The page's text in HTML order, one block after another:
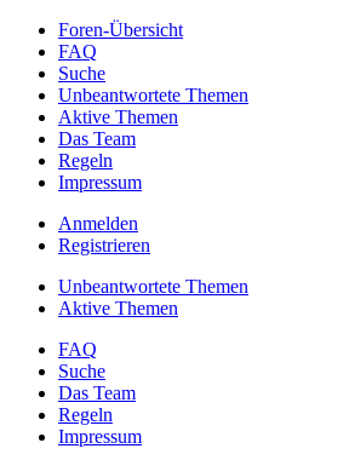
Foren-Übersicht
FAQ
Suche
Unbeantwortete Themen
Aktive Themen
Das Team
Regeln
Impressum
Anmelden
Registrieren
Unbeantwortete Themen
Aktive Themen
FAQ
Suche
Das Team
Regeln
Impressum